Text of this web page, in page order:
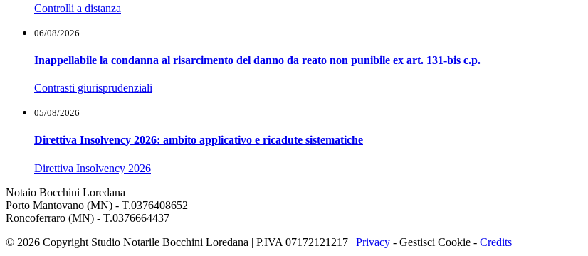
Controlli a distanza
06/08/2026
Inappellabile la condanna al risarcimento del danno da reato non punibile ex art. 131-bis c.p.
Contrasti giurisprudenziali
05/08/2026
Direttiva Insolvency 2026: ambito applicativo e ricadute sistematiche
Direttiva Insolvency 2026
Notaio Bocchini Loredana
Porto Mantovano (MN) - T.0376408652
Roncoferraro (MN) - T.0376664437
© 2026 Copyright Studio Notarile Bocchini Loredana | P.IVA 07172121217 | Privacy - Gestisci Cookie - Credits